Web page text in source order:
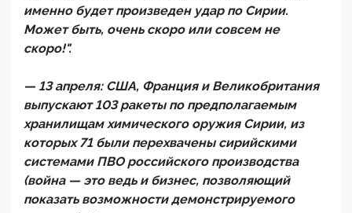
именно будет произведен удар по Сирии.
Может быть, очень скоро или совсем не
скоро!".
— 13 апреля: США, Франция и Великобритания
выпускают 103 ракеты по предполагаемым
хранилищам химического оружия Сирии, из
которых 71 были перехвачены сирийскими
системами ПВО российского производства
(война — это ведь и бизнес, позволяющий
показать возможности демонстрируемого